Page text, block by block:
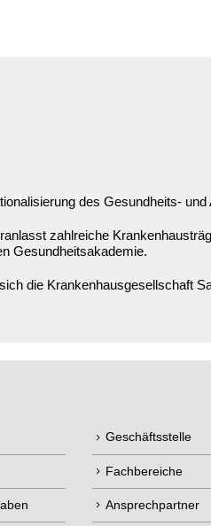
des Gesundheits-
zahlreiche
Gesundheitsakademie.
die Krankenhausgesellschaft
Geschäftsstelle
Fachbereiche
Ansprechpartner